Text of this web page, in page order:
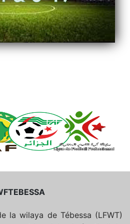
la wilaya de Tébessa (LFWT)